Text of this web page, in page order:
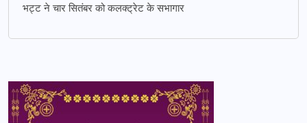
भट्ट ने चार सितंबर को कलक्ट्रेट के सभागार